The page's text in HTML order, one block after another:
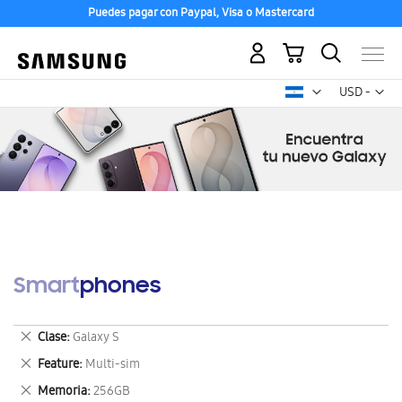
Puedes pagar con Paypal, Visa o Mastercard
USD -
dólar
Mi carrito
Smartphones
Clase Galaxy S
Eliminar
este
artículo
Feature Multi-sim
Eliminar
este
Memoria 256GB
Eliminar